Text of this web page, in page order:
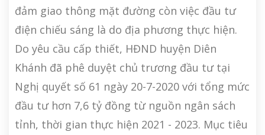
đảm giao thông mặt đường còn việc đầu tư
điện chiếu sáng là do địa phương thực hiện.
Do yêu cầu cấp thiết, HĐND huyện Diên
Khánh đã phê duyệt chủ trương đầu tư tại
Nghị quyết số 61 ngày 20-7-2020 với tổng mức
đầu tư hơn 7,6 tỷ đồng từ nguồn ngân sách
tỉnh, thời gian thực hiện 2021 - 2023. Mục tiêu